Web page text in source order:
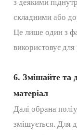
з деякими
складними або
Це лише один з
використовує
6. Змішайте та
матеріал
Далі обрана
змішується. Для